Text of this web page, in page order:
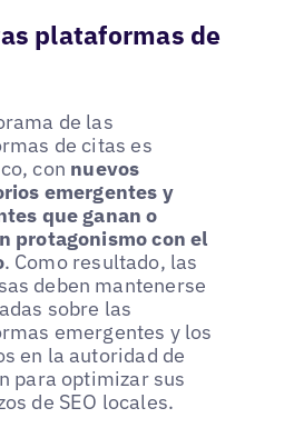
plataformas de
de las
de citas es
con nuevos
emergentes y
que ganan o
protagonismo con el
. Como resultado, las
deben mantenerse
sobre las
emergentes y los
en la autoridad de
para optimizar sus
de SEO locales.